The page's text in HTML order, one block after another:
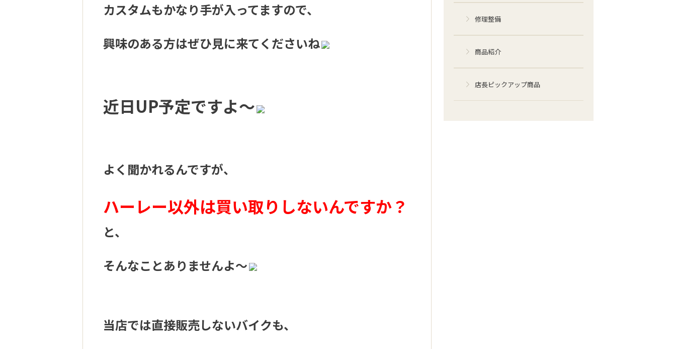
カスタムもかなり手が入ってますので、
興味のある方はぜひ見に来てくださいね
近日UP予定ですよ～
よく聞かれるんですが、
ハーレー以外は買い取りしないんですか？
と、
そんなことありませんよ～
当店では直接販売しないバイクも、
修理整備
商品紹介
店長ピックアップ商品